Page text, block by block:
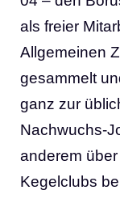
als freier
Allgemeinen
gesammelt
ganz zur
Nachwuchs-
anderem
Kegelclubs